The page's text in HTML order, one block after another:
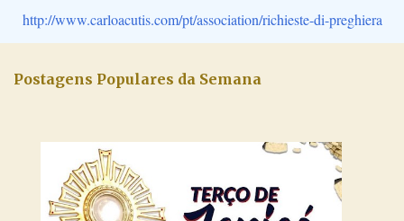
http://www.carloacutis.com/pt/association/richieste-di-preghiera
Postagens Populares da Semana